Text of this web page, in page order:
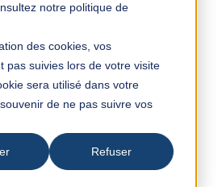
notre politique de
des cookies, vos
pas suivies lors de votre visite
sera utilisé dans votre
de ne pas suivre vos
Refuser